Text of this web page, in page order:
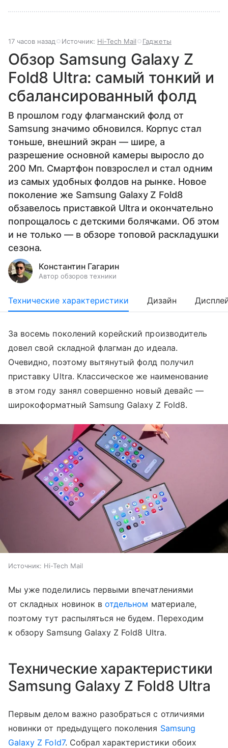
17 часов назад Источник: Hi-Tech Mail Гаджеты
Обзор Samsung Galaxy Z
Fold8 Ultra: самый тонкий и
сбалансированный фолд
В прошлом году флагманский фолд от
Samsung значимо обновился. Корпус стал
тоньше, внешний экран — шире, а
разрешение основной камеры выросло до
200 Мп. Смартфон повзрослел и стал одним
из самых удобных фолдов на рынке. Новое
поколение же Samsung Galaxy Z Fold8
обзавелось приставкой Ultra и окончательно
попрощалось с детскими болячками. Об этом
и не только — в обзоре топовой раскладушки
сезона.
Константин Гагарин
Автор обзоров техники
Технические характеристики Дизайн
За восемь поколений корейский производитель
довел свой складной флагман до идеала.
Очевидно, поэтому вытянутый фолд получил
приставку Ultra. Классическое же наименование
в этом году занял совершенно новый девайс —
широкоформатный Samsung Galaxy Z Fold8.
Источник: Hi-Tech Mail
Мы уже поделились первыми впечатлениями
от складных новинок вотдельном материале,
поэтому тут распыляться не будем. Переходим
к обзору Samsung Galaxy Z Fold8 Ultra.
Технические характеристики
Samsung Galaxy Z Fold8 Ultra
Первым делом важно разобраться с отличиями
новинки от предыдущего поколения Samsung
Galaxy Z Fold7. Собрал характеристики обоих